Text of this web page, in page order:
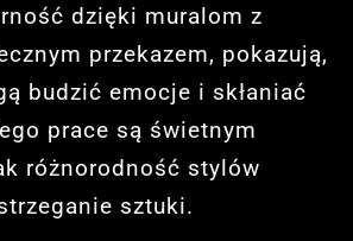
dzięki muralom z
przekazem, pokazują,
budzić emocje i skłaniać
prace są świetnym
różnorodność stylów
sztuki.